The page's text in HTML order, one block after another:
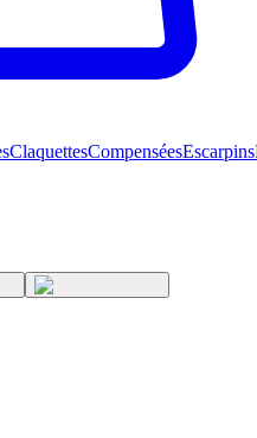
ClaquettesCompenséesEscarpins